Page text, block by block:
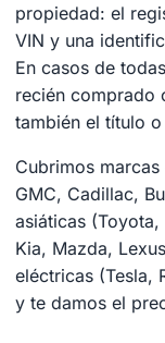
propiedad: el
VIN y una
En casos de
recién comprado
también el título
Cubrimos
GMC, Cadillac,
asiáticas
Kia, Mazda,
eléctricas (Tesla,
y te damos el